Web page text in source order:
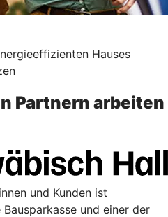
Hauses
Partnern arbeiten
und Kunden ist
und einer der